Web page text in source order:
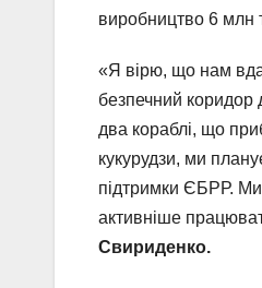
виробництво 6 млн
«Я вірю, що нам
безпечний коридор
два кораблі, що
кукурудзи, ми
підтримки ЄБРР. Ми
активніше
Свириденко.